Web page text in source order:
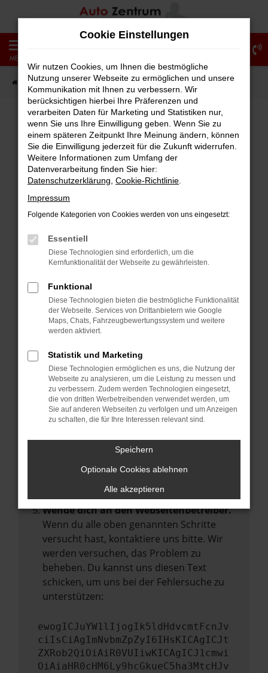
Zum
springen
MENÜ
Startseite Fahrzeugangebote Fahrzeug-Showroom
Fehler: Network Error
Beim Laden ist ein Fehler aufgetreten.
Hier sind ein paar Tipps, die dir helfen können:
Überprüfe deine Firewall und deine
Internetverbindung.
deine Suchmaschine?
Prüfe deine Browsererweiterungen.
können das Laden bestimmter Seiten
verhindern. Funktioniert die Seite in einem
anderen Browser oder in einem privaten
Fenster?
Starte dein Gerät neu.
Das kann manchmal helfen,
vorübergehende Probleme zu beheben.
Stelle sicher, dass dein Browser und dein
Betriebssystem auf dem neuesten Stand
Veraltete Software birgt nicht nur ein
führen, dass bestimmte Funktionen nicht
mehr unterstützt werden.
Wende dich an den Webseitenbetreiber.
Wenn du alle oben genannten Schritte
versucht hast, kontaktiere uns bitte. Wir
werden versuchen, das Problem zu
beheben. Du kannst uns diesen Text
schicken, um uns bei der Fehlersuche zu
unterstützen:
ewogICJuYW1lIjogIk5ldHdvcmtFcnJv
ciIsCiAgImNvbmZpZyI6IHsKICAgICJt
ZXRob2QiOiAiR0VUIiwKICAgICJ1cmwi
OiAiaHR0cHM6Ly9hcGkueC5ha3MtcHJv
Cookie Einstellungen
Wir nutzen Cookies, um Ihnen die bestmögliche
Nutzung unserer Webseite zu ermöglichen und unsere
Kommunikation mit Ihnen zu verbessern. Wir
berücksichtigen hierbei Ihre Präferenzen und
verarbeiten Daten für Marketing und Statistiken nur,
wenn Sie uns Ihre Einwilligung geben. Wenn Sie zu
einem späteren Zeitpunkt Ihre Meinung ändern, können
Sie die Einwilligung jederzeit für die Zukunft widerrufen.
Weitere Informationen zum Umfang der
Datenverarbeitung finden Sie hier:
Datenschutzerklärung Cookie-Richtlinie
Impressum
Folgende Kategorien von Cookies werden von uns eingesetzt:
Essentiell
Diese Technologien sind erforderlich, um die
Kernfunktionalität der Webseite zu gewährleisten.
Funktional
Diese Technologien bieten die bestmögliche Funktionalität
der Webseite. Services von Drittanbietern wie Google
Maps, Chats, Fahrzeugbewertungssystem und weitere
werden aktiviert.
Statistik und Marketing
Diese Technologien ermöglichen es uns, die Nutzung der
Webseite zu analysieren, um die Leistung zu messen und
zu verbessern. Zudem werden Technologien eingesetzt,
die von dritten Werbetreibenden verwendet werden, um
Sie auf anderen Webseiten zu verfolgen und um Anzeigen
zu schalten, die für Ihre Interessen relevant sind.
Speichern
Optionale Cookies ablehnen
Alle akzeptieren